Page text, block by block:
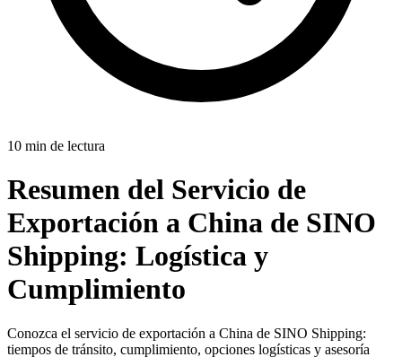
10 min de lectura
Resumen del Servicio de
Exportación a China de SINO
Shipping: Logística y
Cumplimiento
Conozca el servicio de exportación a China de SINO Shipping:
tiempos de tránsito, cumplimiento, opciones logísticas y asesoría